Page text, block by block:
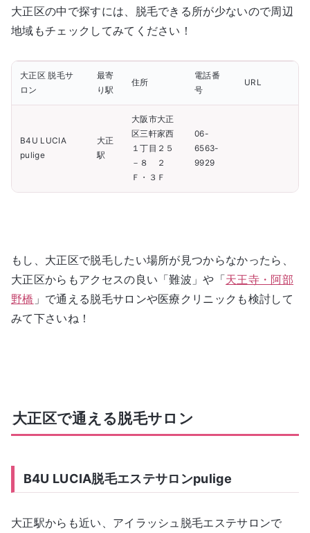
大正区の中で探すには、脱毛できる所が少ないので周辺
地域もチェックしてみてください！
大正区 脱毛サ
ロン
最寄
り駅
住所
電話番
号
URL
B4U LUCIA
pulige
大正
駅
大阪市大正
区三軒家西
１丁目２５
－８ ２
Ｆ・３Ｆ
06-
6563-
9929
もし、大正区で脱毛したい場所が見つからなかったら、
大正区からもアクセスの良い「難波」や「天王寺・阿部
野橋 」で通える脱毛サロンや医療クリニックも検討して
みて下さいね！
大正区で通える脱毛サロン
B4U LUCIA脱毛エステサロンpulige
大正駅からも近い、アイラッシュ脱毛エステサロンで